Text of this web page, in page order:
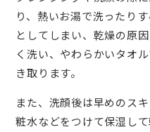
り、熱いお湯で洗ったり
としてしまい、乾燥の原
く洗い、やわらかいタオ
き取ります。
また、洗顔後は早めのス
粧水などをつけて保湿して